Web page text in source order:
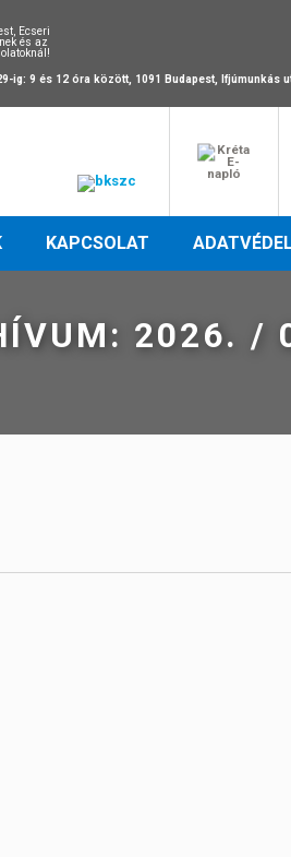
Ecseri
és az
ig: 9 és 12 óra között, 1091 Budapest, Ifjúmunkás
KAPCSOLAT
2026. /